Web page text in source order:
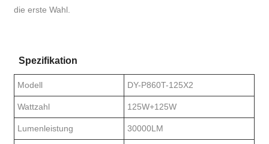
die erste Wahl.
Spezifikation
Modell DY-P860T-125X2
Wattzahl 125W+125W
Lumenleistung 30000LM